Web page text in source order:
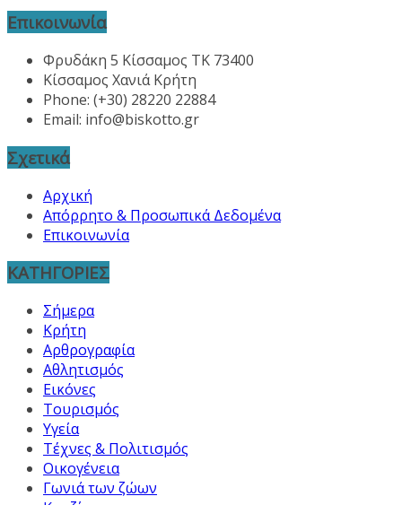
Επικοινωνία
Φρυδάκη 5 Κίσσαμος ΤΚ 73400
Κίσσαμος Χανιά Κρήτη
Phone: (+30) 28220 22884
Email: info@biskotto.gr
Σχετικά
Αρχική
Απόρρητο & Προσωπικά Δεδομένα
Επικοινωνία
ΚΑΤΗΓΟΡΙΕΣ
Σήμερα
Κρήτη
Αρθρογραφία
Αθλητισμός
Εικόνες
Τουρισμός
Υγεία
Τέχνες & Πολιτισμός
Οικογένεια
Γωνιά των ζώων